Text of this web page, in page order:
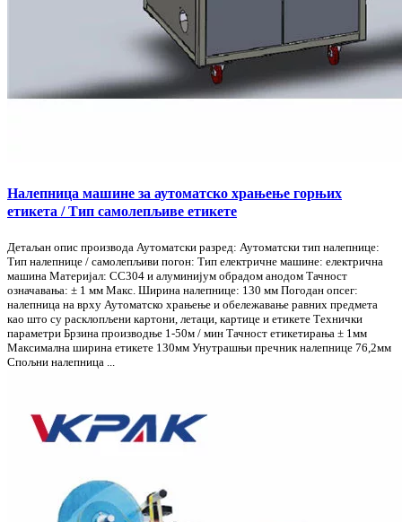
Налепница машине за аутоматско храњење горњих
етикета / Тип самолепљиве етикете
Детаљан опис производа Аутоматски разред: Аутоматски тип налепнице:
Тип налепнице / самолепљиви погон: Тип електричне машине: електрична
машина Материјал: СС304 и алуминијум обрадом анодом Тачност
означавања: ± 1 мм Макс. Ширина налепнице: 130 мм Погодан опсег:
налепница на врху Аутоматско храњење и обележавање равних предмета
као што су расклопљени картони, летаци, картице и етикете Технички
параметри Брзина производње 1-50м / мин Тачност етикетирања ± 1мм
Максимална ширина етикете 130мм Унутрашњи пречник налепнице 76,2мм
Спољни налепница ...